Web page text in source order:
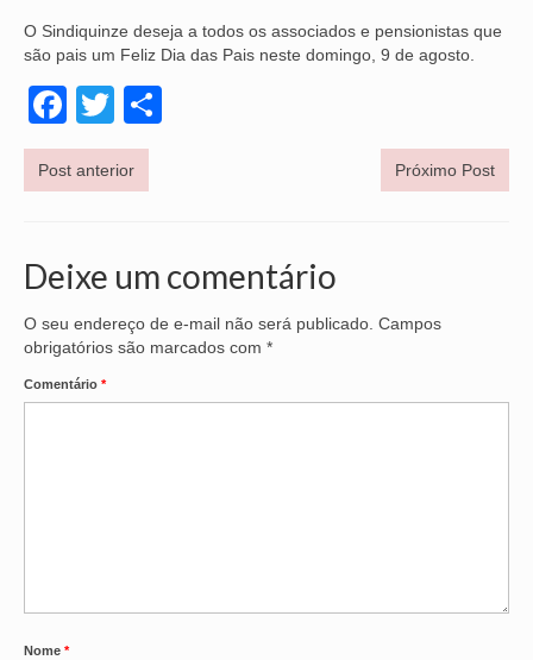
LOCALIZAÇÃO
NOSSA HISTÓRIA
SUBSEDES
BAURU
PRESIDENTE PRUDENTE
BOLETIM
O Sindiquinze deseja a todos os associados e pensionistas que
são pais um Feliz Dia das Pais neste domingo, 9 de agosto.
Facebook
Twitter
Post anterior Próximo Post
Deixe um comentário
O seu endereço de e-mail não será publicado. Campos
obrigatórios são marcados com *
Comentário *
Nome *